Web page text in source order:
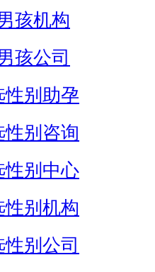
孩机构
孩公司
性别助孕
性别咨询
性别中心
性别机构
别公司